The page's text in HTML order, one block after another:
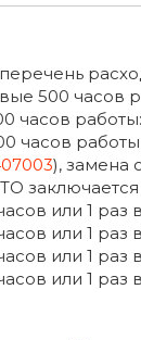
500 часов
часов
часов
), замена
заключается
или 1 раз
или 1 раз
или 1 раз
или 1 раз